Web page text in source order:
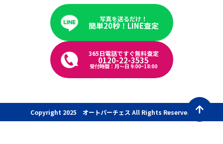
写真を送るだけ！
簡単20秒！LINE査定
365日電話ですぐ無料査定
0120-22-3535
受付時間：月〜日 9:00~18:00
Copyright 2025 オートパーチェス All Rights Reserved.